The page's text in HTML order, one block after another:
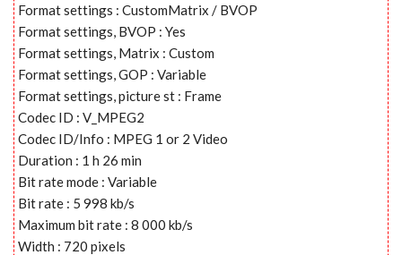
Format settings : CustomMatrix / BVOP
Format settings, BVOP : Yes
Format settings, Matrix : Custom
Format settings, GOP : Variable
Format settings, picture st : Frame
Codec ID : V_MPEG2
Codec ID/Info : MPEG 1 or 2 Video
Duration : 1 h 26 min
Bit rate mode : Variable
Bit rate : 5 998 kb/s
Maximum bit rate : 8 000 kb/s
Width : 720 pixels